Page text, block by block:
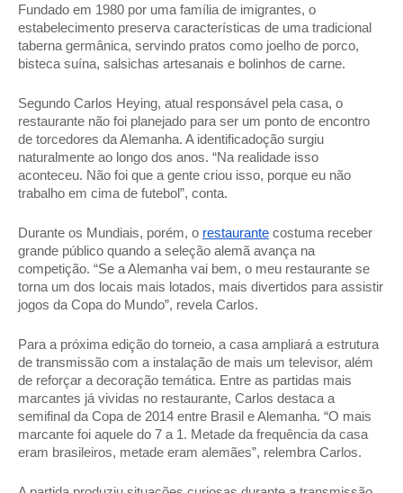
Fundado em 1980 por uma família de imigrantes, o
estabelecimento preserva características de uma tradicional
taberna germânica, servindo pratos como joelho de porco,
bisteca suína, salsichas artesanais e bolinhos de carne.
Segundo Carlos Heying, atual responsável pela casa, o
restaurante não foi planejado para ser um ponto de encontro
de torcedores da Alemanha. A identificadoção surgiu
naturalmente ao longo dos anos. “Na realidade isso
aconteceu. Não foi que a gente criou isso, porque eu não
trabalho em cima de futebol”, conta.
Durante os Mundiais, porém, o restaurante costuma receber
grande público quando a seleção alemã avança na
competição. “Se a Alemanha vai bem, o meu restaurante se
torna um dos locais mais lotados, mais divertidos para assistir
jogos da Copa do Mundo”, revela Carlos.
Para a próxima edição do torneio, a casa ampliará a estrutura
de transmissão com a instalação de mais um televisor, além
de reforçar a decoração temática. Entre as partidas mais
marcantes já vividas no restaurante, Carlos destaca a
semifinal da Copa de 2014 entre Brasil e Alemanha. “O mais
marcante foi aquele do 7 a 1. Metade da frequência da casa
eram brasileiros, metade eram alemães”, relembra Carlos.